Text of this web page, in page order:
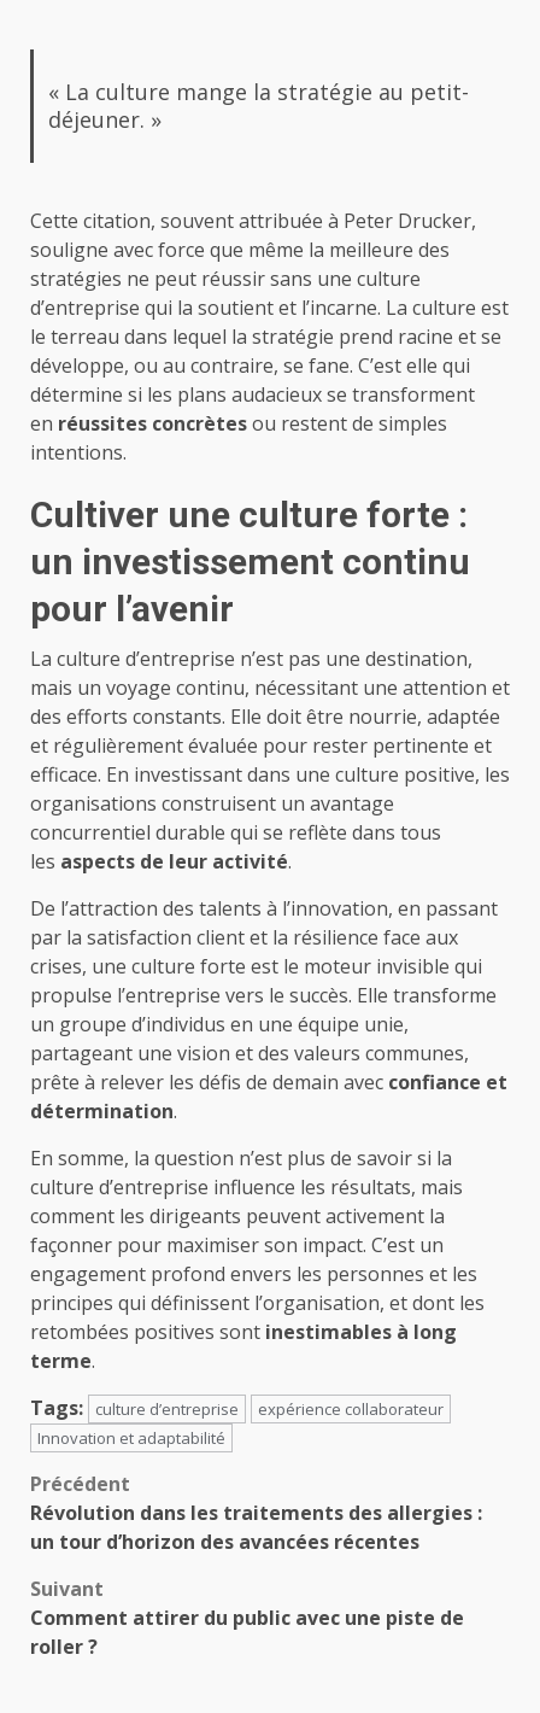
« La culture mange la stratégie au petit-
déjeuner. »
Cette citation, souvent attribuée à Peter Drucker,
souligne avec force que même la meilleure des
stratégies ne peut réussir sans une culture
d’entreprise qui la soutient et l’incarne. La culture est
le terreau dans lequel la stratégie prend racine et se
développe, ou au contraire, se fane. C’est elle qui
détermine si les plans audacieux se transforment
en réussites concrètesou restent de simples
intentions.
Cultiver une culture forte :
un investissement continu
pour l’avenir
La culture d’entreprise n’est pas une destination,
mais un voyage continu, nécessitant une attention et
des efforts constants. Elle doit être nourrie, adaptée
et régulièrement évaluée pour rester pertinente et
efficace. En investissant dans une culture positive, les
organisations construisent un avantage
concurrentiel durable qui se reflète dans tous
les aspects de leur activité.
De l’attraction des talents à l’innovation, en passant
par la satisfaction client et la résilience face aux
crises, une culture forte est le moteur invisible qui
propulse l’entreprise vers le succès. Elle transforme
un groupe d’individus en une équipe unie,
partageant une vision et des valeurs communes,
prête à relever les défis de demain avec confiance et
détermination.
En somme, la question n’est plus de savoir si la
culture d’entreprise influence les résultats, mais
comment les dirigeants peuvent activement la
façonner pour maximiser son impact. C’est un
engagement profond envers les personnes et les
principes qui définissent l’organisation, et dont les
retombées positives sont inestimables à long
terme.
Tags:
culture d’entreprise
expérience collaborateur
Innovation et adaptabilité
Navigation
d’article
Précédent
Révolution dans les traitements des allergies :
un tour d’horizon des avancées récentes
Suivant
Comment attirer du public avec une piste de
roller ?